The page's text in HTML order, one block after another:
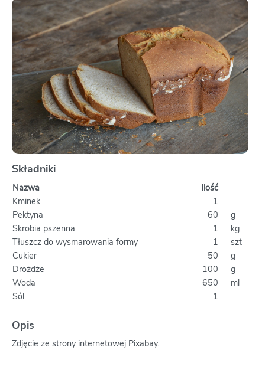
Składniki
Nazwa
Ilość
Kminek
1
Pektyna
60
g
Skrobia pszenna
1
kg
Tłuszcz do wysmarowania formy
1
szt
Cukier
50
g
Drożdże
100
g
Woda
650
ml
Sól
1
Opis
Zdjęcie ze strony internetowej Pixabay.